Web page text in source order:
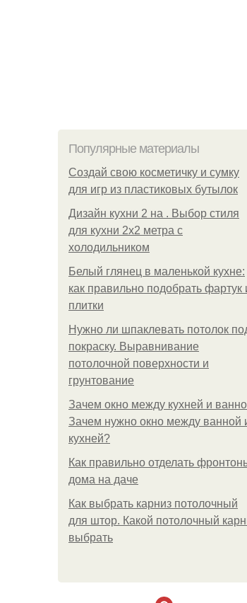
Популярные материалы
Создай свою косметичку и сумку
для игр из пластиковых бутылок
Дизайн кухни 2 на . Выбор стиля
для кухни 2х2 метра с
холодильником
Белый глянец в маленькой кухне:
как правильно подобрать фартук
плитки
Нужно ли шпаклевать потолок
покраску. Выравнивание
потолочной поверхности и
грунтование
Зачем окно между кухней и
Зачем нужно окно между ванной
кухней?
Как правильно отделать
дома на даче
Как выбрать карниз потолочный
для штор. Какой потолочный
выбрать